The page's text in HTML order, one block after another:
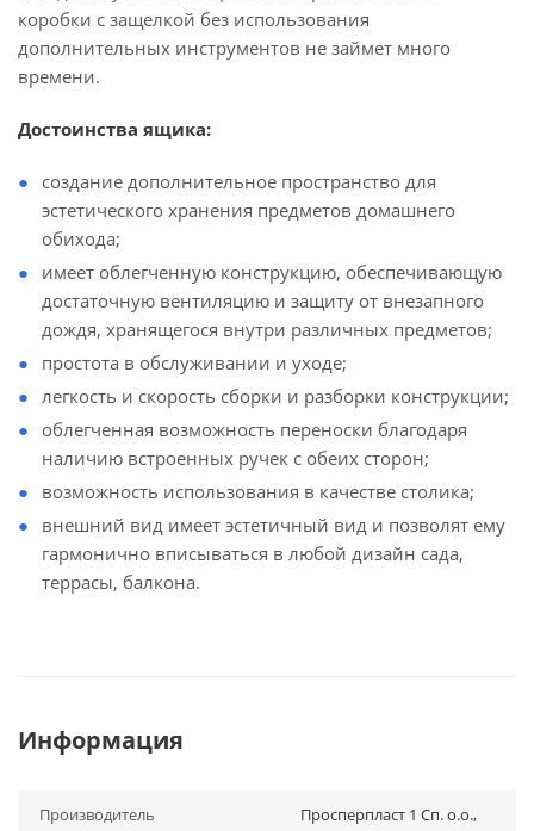
коробки с защелкой без использования
дополнительных инструментов не займет много
времени.
Достоинства ящика:
создание дополнительное пространство для
эстетического хранения предметов домашнего
обихода;
имеет облегченную конструкцию, обеспечивающую
достаточную вентиляцию и защиту от внезапного
дождя, хранящегося внутри различных предметов;
простота в обслуживании и уходе;
легкость и скорость сборки и разборки конструкции;
облегченная возможность переноски благодаря
наличию встроенных ручек с обеих сторон;
возможность использования в качестве столика;
внешний вид имеет эстетичный вид и позволят ему
гармонично вписываться в любой дизайн сада,
террасы, балкона.
Информация
Производитель
Просперпласт 1 Сп. о.о.,